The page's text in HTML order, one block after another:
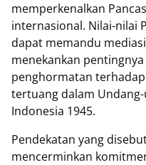
memperkenalkan
internasional. Nilai-nilai
dapat memandu
menekankan
penghormatan
tertuang dalam
Indonesia 1945.
Pendekatan yang
mencerminkan